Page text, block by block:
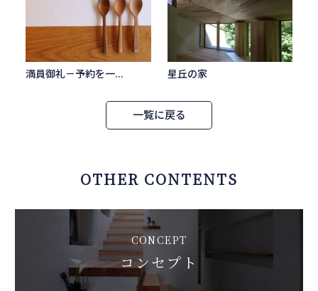
満員御礼－予約を一... 星丘の家
一覧に戻る
OTHER CONTENTS
CONCEPT
コンセプト